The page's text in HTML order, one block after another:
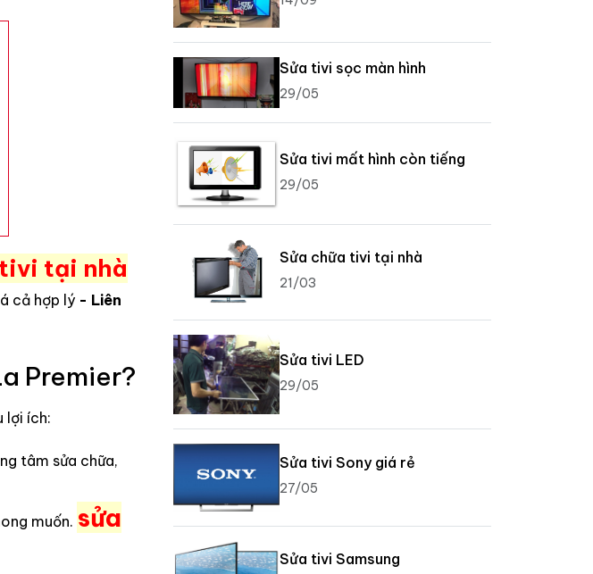
tại nhà
cả hợp lý - Liên
Premier?
lợi ích:
tâm sửa chữa,
muốn. sửa
Sửa tivi sọc màn hình
29/05
Sửa tivi mất hình còn tiếng
29/05
Sửa chữa tivi tại nhà
21/03
Sửa tivi LED
29/05
Sửa tivi Sony giá rẻ
27/05
Sửa tivi Samsung